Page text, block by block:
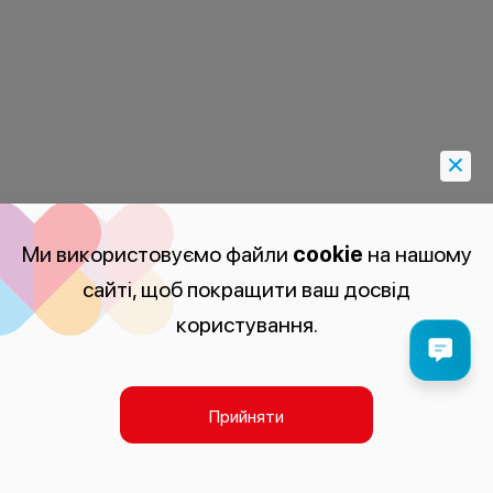
Ми використовуємо файли cookie на нашому
сайті, щоб покращити ваш досвід
користування.
Прийняти